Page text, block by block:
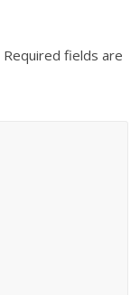
Required fields are